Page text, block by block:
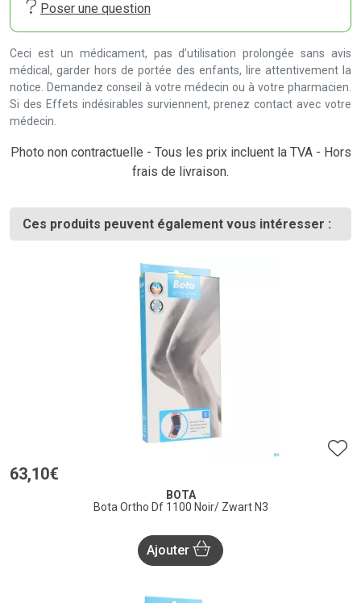
Poser une question
Ceci est un médicament, pas d’utilisation prolongée sans avis
médical, garder hors de portée des enfants, lire attentivement la
notice. Demandez conseil à votre médecin ou à votre pharmacien.
Si des Effets indésirables surviennent, prenez contact avec votre
médecin.
Photo non contractuelle - Tous les prix incluent la TVA - Hors
frais de livraison.
Ces produits peuvent également vous intéresser :
63,10€
BOTA
Bota Ortho Df 1100 Noir/ Zwart N3
Ajouter